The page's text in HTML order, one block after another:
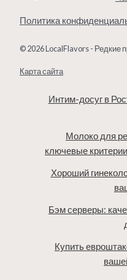
Политика
© 2026 LocalFlavors - Редкие
Карта сайта
Интим-досуг в
Молоко для
ключевые
Хороший
Бэм серверы:
Купить